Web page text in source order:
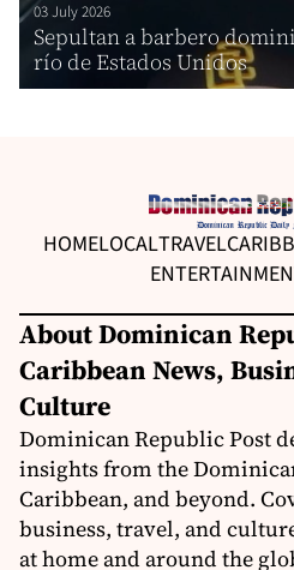
03 July 2026
Sepultan a barbero
río de Estados Unidos
HOMELOCALTRAVEL
About Dominican
Caribbean News,
Culture
Dominican Republic Post
insights from the
Caribbean, and beyond.
business, travel, and
at home and around the